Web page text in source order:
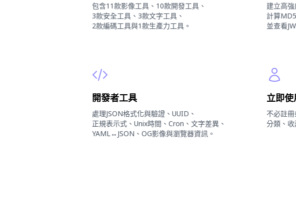
包含11款影像工具、10款開發工具、
3款安全工具、3款文字工具、
2款編碼工具與1款生產力工具。
建立高強
計算
並查看
開發者工具
處理JSON格式化與驗證、UUID、
正規表示式、Unix時間、Cron、文字差異、
YAML↔JSON、OG影像與瀏覽器資訊。
立即使
不必註
分類、